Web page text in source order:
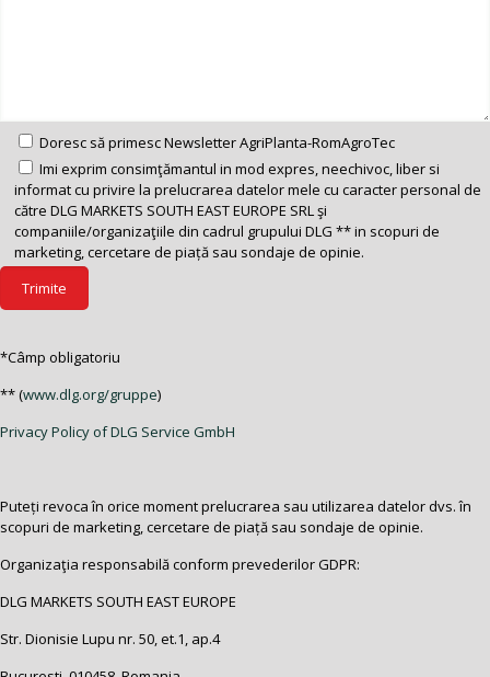
Doresc să primesc Newsletter AgriPlanta-RomAgroTec
Imi exprim consimţămantul in mod expres, neechivoc, liber si
informat cu privire la prelucrarea datelor mele cu caracter personal de
către DLG MARKETS SOUTH EAST EUROPE SRL şi
companiile/organizaţiile din cadrul grupului DLG ** in scopuri de
marketing, cercetare de piață sau sondaje de opinie.
*Câmp obligatoriu
** (www.dlg.org/gruppe)
Privacy Policy of DLG Service GmbH
Puteți revoca în orice moment prelucrarea sau utilizarea datelor dvs. în
scopuri de marketing, cercetare de piață sau sondaje de opinie.
Organizaţia responsabilă conform prevederilor GDPR:
DLG MARKETS SOUTH EAST EUROPE
Str. Dionisie Lupu nr. 50, et.1, ap.4